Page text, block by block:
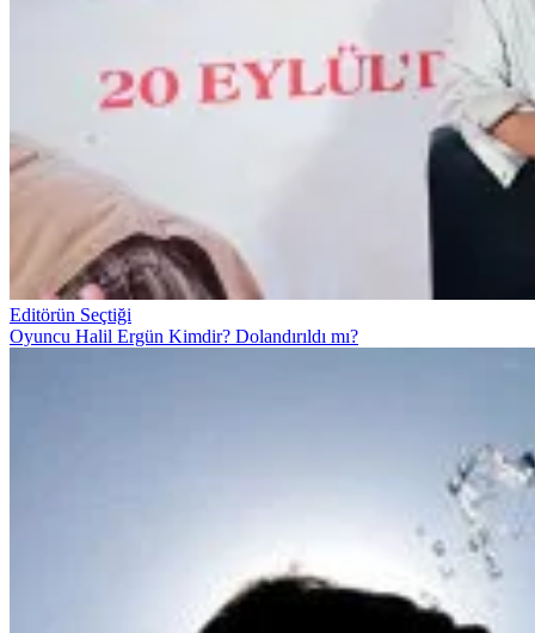
Editörün Seçtiği
Oyuncu Halil Ergün Kimdir? Dolandırıldı mı?